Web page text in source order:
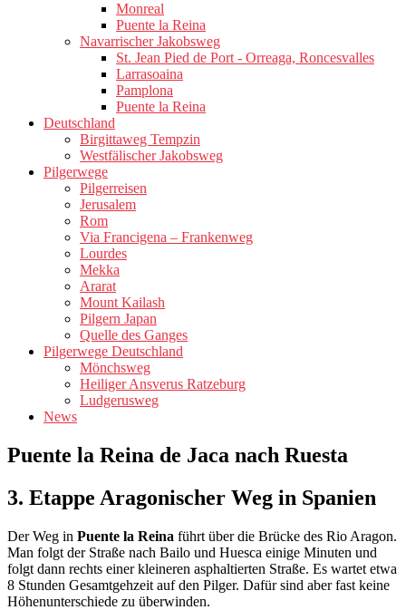
Monreal
Puente la Reina
Navarrischer Jakobsweg
St. Jean Pied de Port - Orreaga, Roncesvalles
Larrasoaina
Pamplona
Puente la Reina
Deutschland
Birgittaweg Tempzin
Westfälischer Jakobsweg
Pilgerwege
Pilgerreisen
Jerusalem
Rom
Via Francigena – Frankenweg
Lourdes
Mekka
Ararat
Mount Kailash
Pilgern Japan
Quelle des Ganges
Pilgerwege Deutschland
Mönchsweg
Heiliger Ansverus Ratzeburg
Ludgerusweg
News
Puente la Reina de Jaca nach Ruesta
3. Etappe Aragonischer Weg in Spanien
Der Weg in Puente la Reina führt über die Brücke des Rio Aragon.
Man folgt der Straße nach Bailo und Huesca einige Minuten und
folgt dann rechts einer kleineren asphaltierten Straße. Es wartet etwa
8 Stunden Gesamtgehzeit auf den Pilger. Dafür sind aber fast keine
Höhenunterschiede zu überwinden.